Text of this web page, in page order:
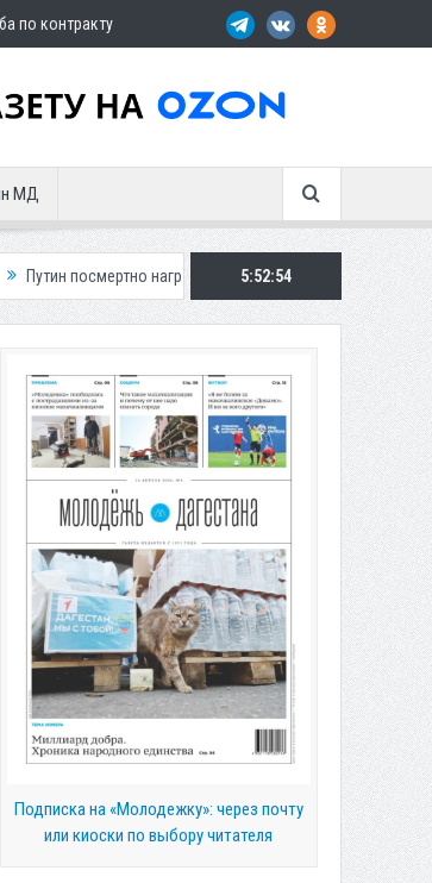
по контракту
МД
наградил замглавы Шамильского района Три
5:52:56
Подписка на «Молодежку»: через почту
или киоски по выбору читателя